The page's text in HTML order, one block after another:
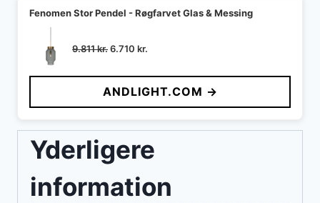
Fenomen Stor Pendel - Røgfarvet Glas & Messing
9.811kr.Den
pris
var:
9.811 kr..
6.710 kr.
pris
er:
6.710 kr..
ANDLIGHT.COM →
Yderligere
information